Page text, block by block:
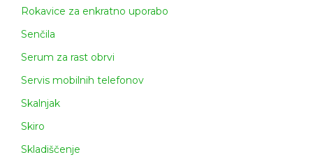
Rokavice za enkratno uporabo
Senčila
Serum za rast obrvi
Servis mobilnih telefonov
Skalnjak
Skiro
Skladiščenje